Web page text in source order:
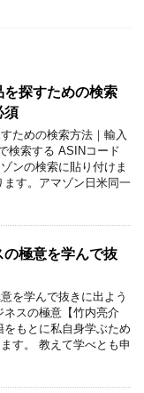
探すための検索
須
ための検索方法｜輸入
検索する ASINコード
ンの検索に貼り付けま
す。アマゾン日米同一
極意を学んで抜
を学んで抜きに出よう
ネスの極意【竹内亮介
もとに私自身学ぶため
す。 教えて学べとも申